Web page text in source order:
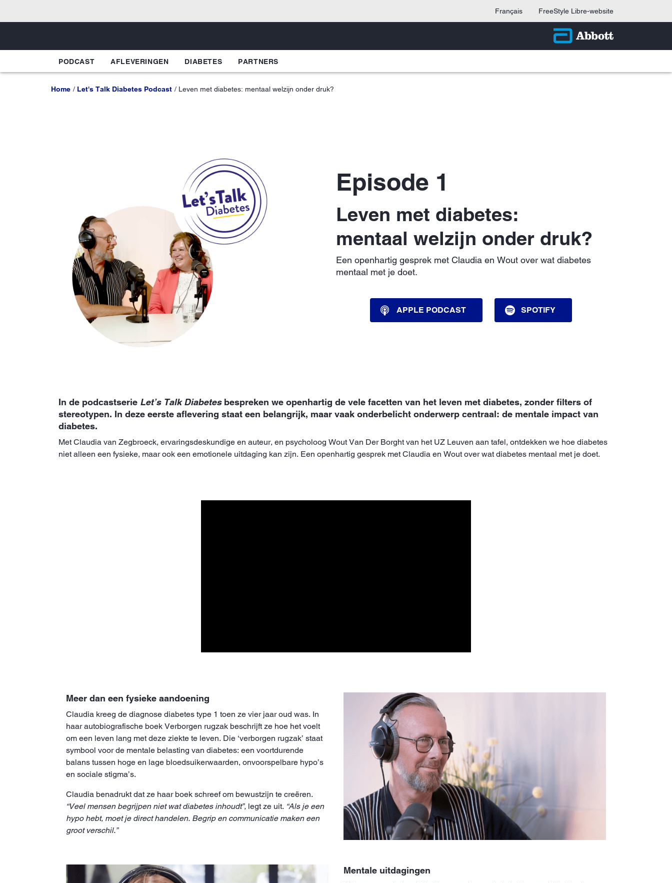
Français FreeStyle Libre-website
PODCAST AFLEVERINGEN DIABETES PARTNERS
Home Let's Talk Diabetes Podcast Leven met diabetes: mentaal welzijn onder druk?
Episode 1
Leven met diabetes:
mentaal welzijn onder druk?
Een openhartig gesprek met Claudia en Wout over wat diabetes
mentaal met je doet.
APPLE PODCAST SPOTIFY
In de podcastserie Let’s Talk Diabetesbespreken we openhartig de vele facetten van het leven met diabetes, zonder filters of
stereotypen. In deze eerste aflevering staat een belangrijk, maar vaak onderbelicht onderwerp centraal: de mentale impact van
diabetes.
Met Claudia van Zegbroeck, ervaringsdeskundige en auteur, en psycholoog Wout Van Der Borght van het UZ Leuven aan tafel, ontdekken we hoe diabetes
niet alleen een fysieke, maar ook een emotionele uitdaging kan zijn. Een openhartig gesprek met Claudia en Wout over wat diabetes mentaal met je doet.
Meer dan een fysieke aandoening
Claudia kreeg de diagnose diabetes type 1 toen ze vier jaar oud was. In
haar autobiografische boek Verborgen rugzak beschrijft ze hoe het voelt
om een leven lang met deze ziekte te leven. Die ‘verborgen rugzak’ staat
symbool voor de mentale belasting van diabetes: een voortdurende
balans tussen hoge en lage bloedsuikerwaarden, onvoorspelbare hypo’s
en sociale stigma’s.
Claudia benadrukt dat ze haar boek schreef om bewustzijn te creëren.
“Veel mensen begrijpen niet wat diabetes inhoudt”, legt ze uit. “Als je een
hypo hebt, moet je direct handelen. Begrip en communicatie maken een
groot verschil.”
Mentale uitdagingen